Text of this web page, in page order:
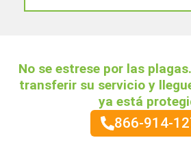
No se estrese por las
transferir su servicio y
ya está
866-914-